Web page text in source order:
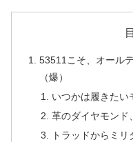
53511こそ、オール
（爆）
いつかは履きたい
革のダイヤモンド
トラッドからミ